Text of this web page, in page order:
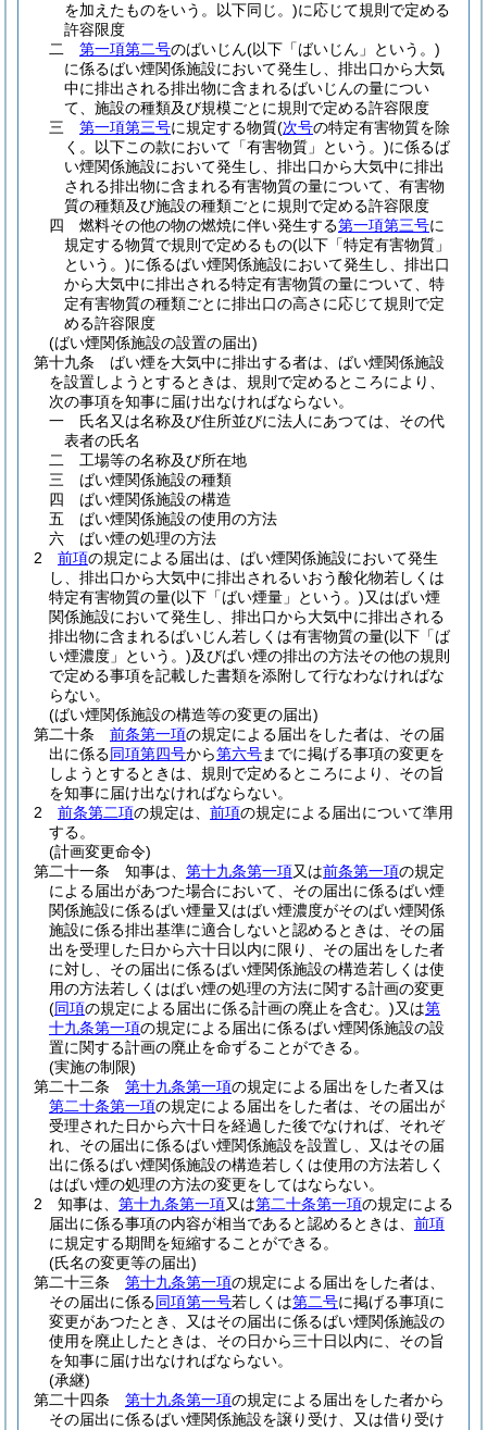
を加えたものをいう。以下同じ。)に応じて規則で定める
許容限度
二
第一項第二号のばいじん(以下「ばいじん」という。)
に係るばい煙関係施設において発生し、排出口から大気
中に排出される排出物に含まれるばいじんの量につい
て、施設の種類及び規模ごとに規則で定める許容限度
三
第一項第三号に規定する物質(次号の特定有害物質を除
く。以下この款において「有害物質」という。)に係るば
い煙関係施設において発生し、排出口から大気中に排出
される排出物に含まれる有害物質の量について、有害物
質の種類及び施設の種類ごとに規則で定める許容限度
四
燃料その他の物の燃焼に伴い発生する第一項第三号に
規定する物質で規則で定めるもの(以下「特定有害物質」
という。)に係るばい煙関係施設において発生し、排出口
から大気中に排出される特定有害物質の量について、特
定有害物質の種類ごとに排出口の高さに応じて規則で定
める許容限度
(ばい煙関係施設の設置の届出)
第十九条
ばい煙を大気中に排出する者は、ばい煙関係施設
を設置しようとするときは、規則で定めるところにより、
次の事項を知事に届け出なければならない。
一
氏名又は名称及び住所並びに法人にあつては、その代
表者の氏名
二
工場等の名称及び所在地
三
ばい煙関係施設の種類
四
ばい煙関係施設の構造
五
ばい煙関係施設の使用の方法
六
ばい煙の処理の方法
2
前項の規定による届出は、ばい煙関係施設において発生
し、排出口から大気中に排出されるいおう酸化物若しくは
特定有害物質の量(以下「ばい煙量」という。)又はばい煙
関係施設において発生し、排出口から大気中に排出される
排出物に含まれるばいじん若しくは有害物質の量(以下「ば
い煙濃度」という。)及びばい煙の排出の方法その他の規則
で定める事項を記載した書類を添附して行なわなければな
らない。
(ばい煙関係施設の構造等の変更の届出)
第二十条
前条第一項の規定による届出をした者は、その届
出に係る同項第四号から第六号までに掲げる事項の変更を
しようとするときは、規則で定めるところにより、その旨
を知事に届け出なければならない。
2
前条第二項の規定は、 前項の規定による届出について準用
する。
(計画変更命令)
第二十一条
知事は、 第十九条第一項又は前条第一項の規定
による届出があつた場合において、その届出に係るばい煙
関係施設に係るばい煙量又はばい煙濃度がそのばい煙関係
施設に係る排出基準に適合しないと認めるときは、その届
出を受理した日から六十日以内に限り、その届出をした者
に対し、その届出に係るばい煙関係施設の構造若しくは使
用の方法若しくはばい煙の処理の方法に関する計画の変更
(同項の規定による届出に係る計画の廃止を含む。)又は第
十九条第一項の規定による届出に係るばい煙関係施設の設
置に関する計画の廃止を命ずることができる。
(実施の制限)
第二十二条
第十九条第一項の規定による届出をした者又は
第二十条第一項の規定による届出をした者は、その届出が
受理された日から六十日を経過した後でなければ、それぞ
れ、その届出に係るばい煙関係施設を設置し、又はその届
出に係るばい煙関係施設の構造若しくは使用の方法若しく
はばい煙の処理の方法の変更をしてはならない。
2
知事は、 第十九条第一項又は第二十条第一項の規定による
届出に係る事項の内容が相当であると認めるときは、 前項
に規定する期間を短縮することができる。
(氏名の変更等の届出)
第二十三条
第十九条第一項の規定による届出をした者は、
その届出に係る同項第一号若しくは第二号に掲げる事項に
変更があつたとき、又はその届出に係るばい煙関係施設の
使用を廃止したときは、その日から三十日以内に、その旨
を知事に届け出なければならない。
(承継)
第二十四条
第十九条第一項の規定による届出をした者から
その届出に係るばい煙関係施設を譲り受け、又は借り受け